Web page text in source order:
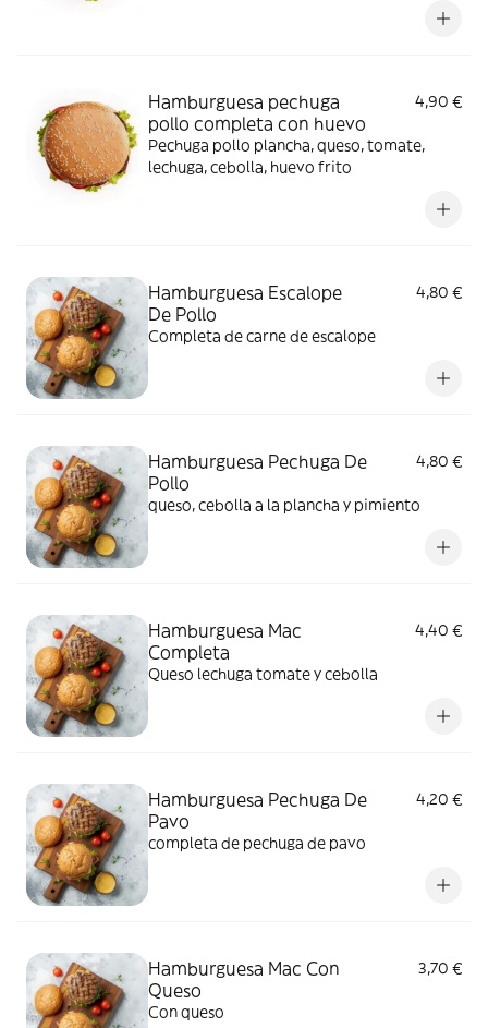
Hamburguesa pechuga
pollo completa con huevo
4,90 €
Pechuga pollo plancha, queso, tomate,
lechuga, cebolla, huevo frito
Hamburguesa Escalope
De Pollo
4,80 €
Completa de carne de escalope
Hamburguesa Pechuga De
Pollo
4,80 €
queso, cebolla a la plancha y pimiento
Hamburguesa Mac
Completa
4,40 €
Queso lechuga tomate y cebolla
Hamburguesa Pechuga De
Pavo
4,20 €
completa de pechuga de pavo
Hamburguesa Mac Con
Queso
3,70 €
Con queso